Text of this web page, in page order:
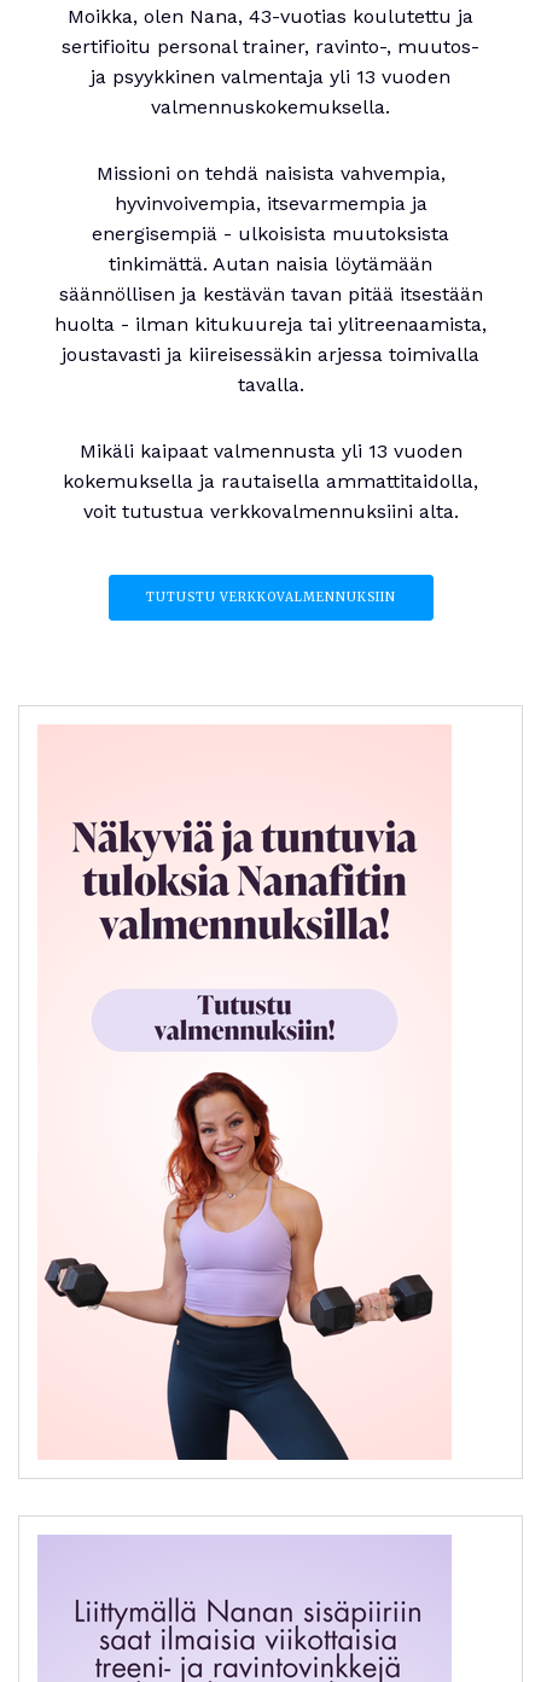
Moikka, olen Nana, 43-vuotias koulutettu ja
sertifioitu personal trainer, ravinto-, muutos-
ja psyykkinen valmentaja yli 13 vuoden
valmennuskokemuksella.
Missioni on tehdä naisista vahvempia,
hyvinvoivempia, itsevarmempia ja
energisempiä - ulkoisista muutoksista
tinkimättä. Autan naisia löytämään
säännöllisen ja kestävän tavan pitää itsestään
huolta - ilman kitukuureja tai ylitreenaamista,
joustavasti ja kiireisessäkin arjessa toimivalla
tavalla.
Mikäli kaipaat valmennusta yli 13 vuoden
kokemuksella ja rautaisella ammattitaidolla,
voit tutustua verkkovalmennuksiini alta.
TUTUSTU VERKKOVALMENNUKSIIN